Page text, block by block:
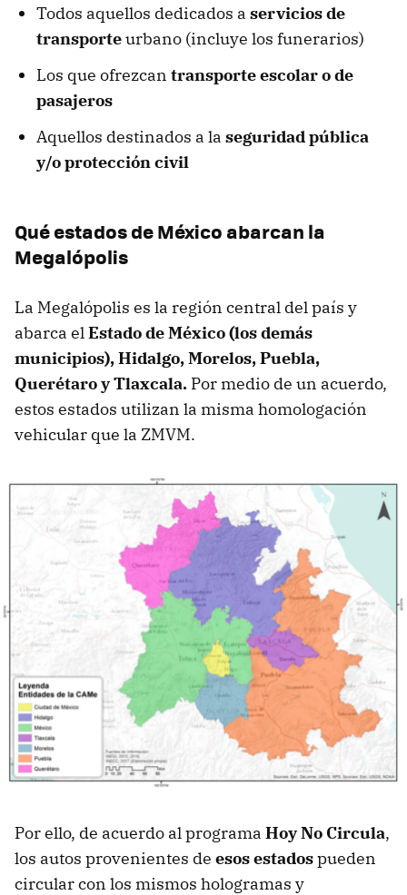
Todos aquellos dedicados a servicios de
transporteurbano (incluye los funerarios)
Los que ofrezcan transporte escolar o de
pasajeros
Aquellos destinados a la seguridad pública
y/o protección civil
Qué estados de México abarcan la
Megalópolis
La Megalópolis es la región central del país y
abarca elEstado de México (los demás
municipios), Hidalgo, Morelos, Puebla,
Querétaro y Tlaxcala. Por medio de un acuerdo,
estos estados utilizan la misma homologación
vehicular que la ZMVM.
Por ello, de acuerdo al programa Hoy No Circula,
los autos provenientes de esos estadospueden
circular con los mismos hologramas y